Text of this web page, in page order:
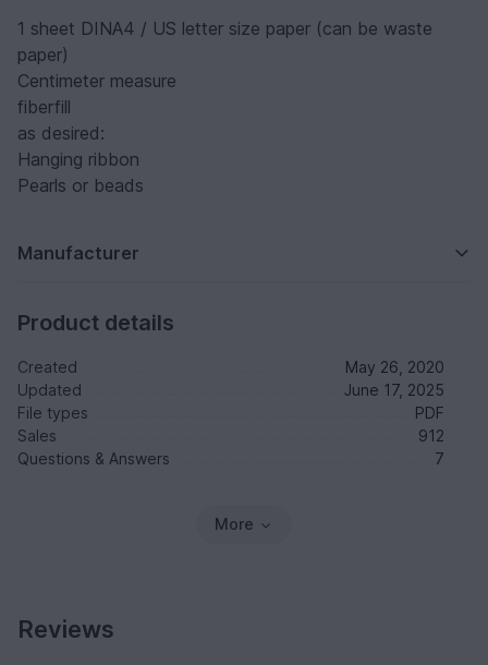
1 sheet DINA4 / US letter size paper (can be waste
paper)
Centimeter measure
fiberfill
as desired:
Hanging ribbon
Pearls or beads
Manufacturer
Product details
Created
May 26, 2020
Updated
June 17, 2025
File types
PDF
Sales
912
Questions & Answers
7
More
Reviews